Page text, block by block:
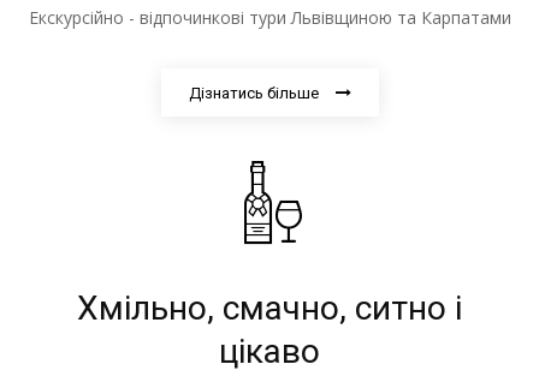
Екскурсійно - відпочинкові тури Львівщиною та Карпатами
Дізнатись більше
Хмільно, смачно, ситно і
цікаво